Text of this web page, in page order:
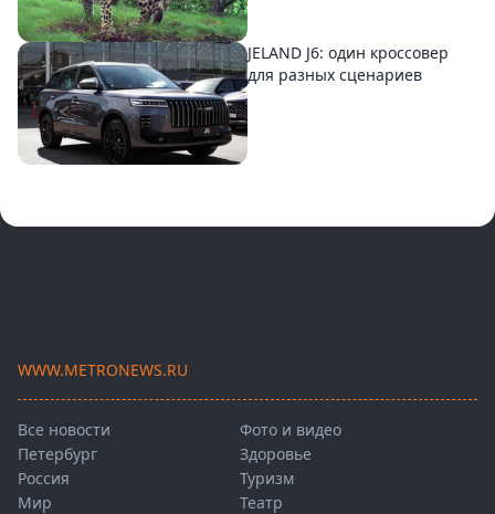
JELAND J6: один кроссовер
для разных сценариев
WWW.METRONEWS.RU
Все новости
Петербург
Россия
Мир
Фото и видео
Здоровье
Туризм
Театр